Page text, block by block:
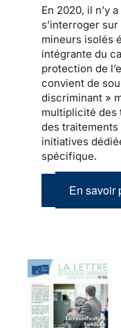
En 2020, il n’y
s’interroger
mineurs isolés
intégrante du
protection de
convient de
discriminant »
multiplicité des
des
initiatives
spécifique.
En savoir